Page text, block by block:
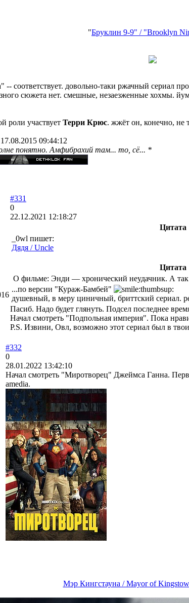
"Бруклин 9-9" / "Brooklyn
-- соответствует. довольно-таки ржачный сериал
сюжета нет. смешные, незаезженные хохмы.
роли участвует Терри Крюс. жжёт он, конечно, не
17.08.2015 09:44:12
понятно. Амфибрахий там... то, сё... *
#331
0
22.12.2021 12:18:27
Цитата
_0wl пишет:
Дядя / Uncle
Цитата
О фильме: Энди — хронический неудачник. А так
...по версии "Кураж-Бамбей"
душевный, в меру циничный, бриттский сериал.
Пасиб. Надо будет глянуть. Подсел последнее
Начал смотреть "Подпольная империя". Пока
P.S. Извини, Овл, возможно этот сериал был в
#332
0
28.01.2022 13:42:10
Начал смотреть "Миротворец" Джеймса Ганна.
amedia.
Мэр Кингстауна / Mayor of